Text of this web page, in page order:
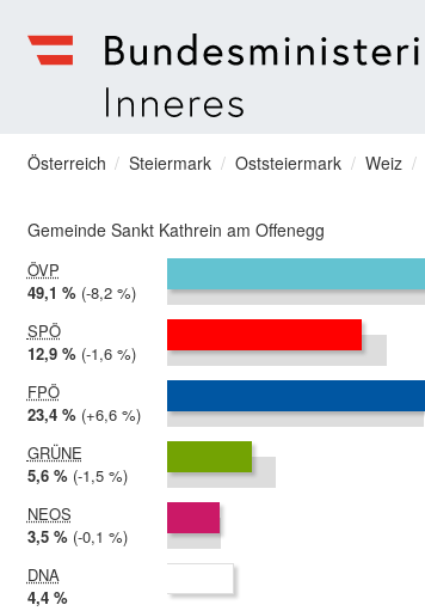
zum Menu springen
Sie befinden sich hier
Österreich Steiermark Oststeiermark Weiz
Gemeinde Sankt Kathrein am Offenegg
ÖVP
2024:
49,1 %
2019:
57,3 %
Differenz:
-8,2 %
SPÖ
2024:
12,9 %
2019:
14,5 %
Differenz:
-1,6 %
FPÖ
2024:
23,4 %
2019:
16,9 %
Differenz:
+6,6 %
GRÜNE
2024:
5,6 %
2019:
7,1 %
Differenz:
-1,5 %
NEOS
2024:
3,5 %
2019:
3,6 %
Differenz:
-0,1 %
DNA
2024:
4,4 %